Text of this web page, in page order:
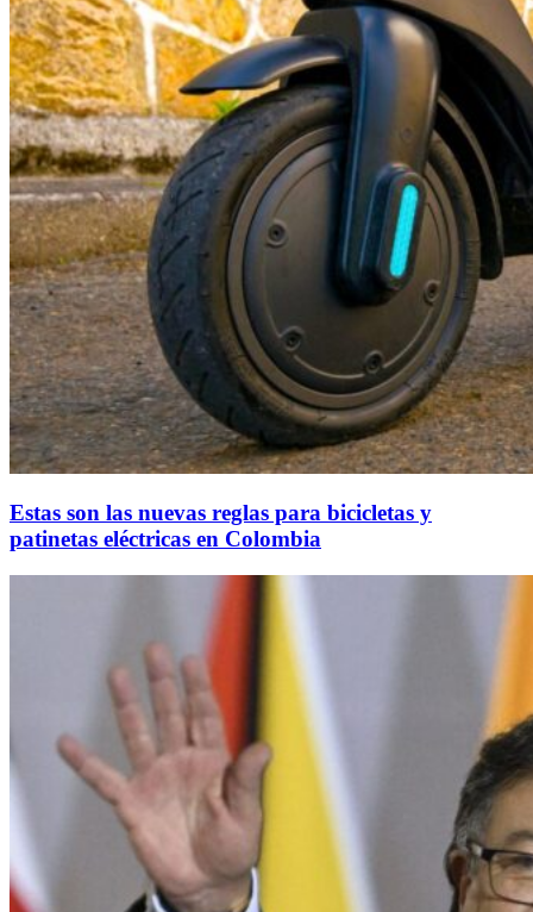
Estas son las nuevas reglas para bicicletas y
patinetas eléctricas en Colombia